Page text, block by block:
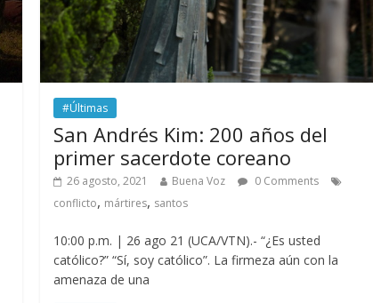
#Últimas
San Andrés Kim: 200 años del
primer sacerdote coreano
26 agosto, 2021 Buena Voz
0 Comments
conflicto, mártires, santos
10:00 p.m. | 26 ago 21 (UCA/VTN).- “¿Es usted
católico?” “Sí, soy católico”. La firmeza aún con la
amenaza de una